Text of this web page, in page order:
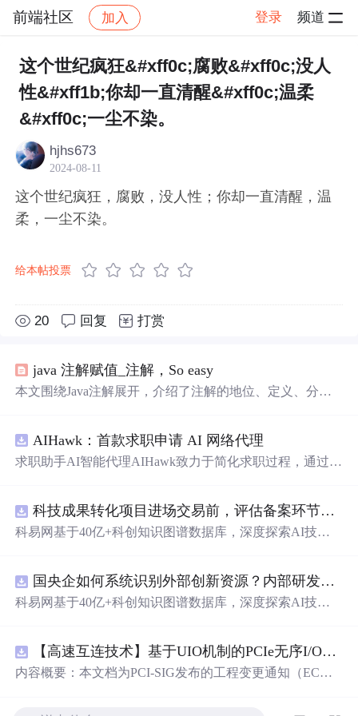
前端社区 加入 登录 频道
社区 前端社区 感慨 帖子详情
这个世纪疯狂&#xff0c;腐败&#xff0c;没人
性&#xff1b;你却一直清醒&#xff0c;温柔
&#xff0c;一尘不染。
hjhs673
2024-08-11
这个世纪疯狂，腐败，没人性；你却一直清醒，温
柔，一尘不染。
给本帖投票
20 回复 打赏
java 注解赋值_注解，So easy
本文围绕Java注解展开，介绍了注解的地位、定义、分
解的作用，以及自定义注解的生命周期选择和使用方法，
最后给出面试相关要点。
AIHawk：首款求职申请 AI 网络代理
求职助手AI智能代理AIHawk致力于简化求职过程，通过自
科技成果转化项目进场交易前，评估备案环节需要准备哪些材料？.docx
科易网基于40亿+科创知识图谱数据库，深度探索AI技术
新领域的AI+数智化解决方案，推动科技创新与产业创新
智能化发展。
国央企如何系统识别外部创新资源？内部研发体系完善，但对外部高校、中小科技企业技术能力缺乏动态认知。.docx
科易网基于40亿+科创知识图谱数据库，深度探索AI技术
新领域的AI+数智化解决方案，推动科技创新与产业创新
智能化发展。
【高速互连技术】基于UIO机制的PCIe无序I/O扩展：多路径架构下内存请求的高性能传输与排序控制方案设计
内容概要：本文档为PCI-SIG发布的工程变更通知（EC